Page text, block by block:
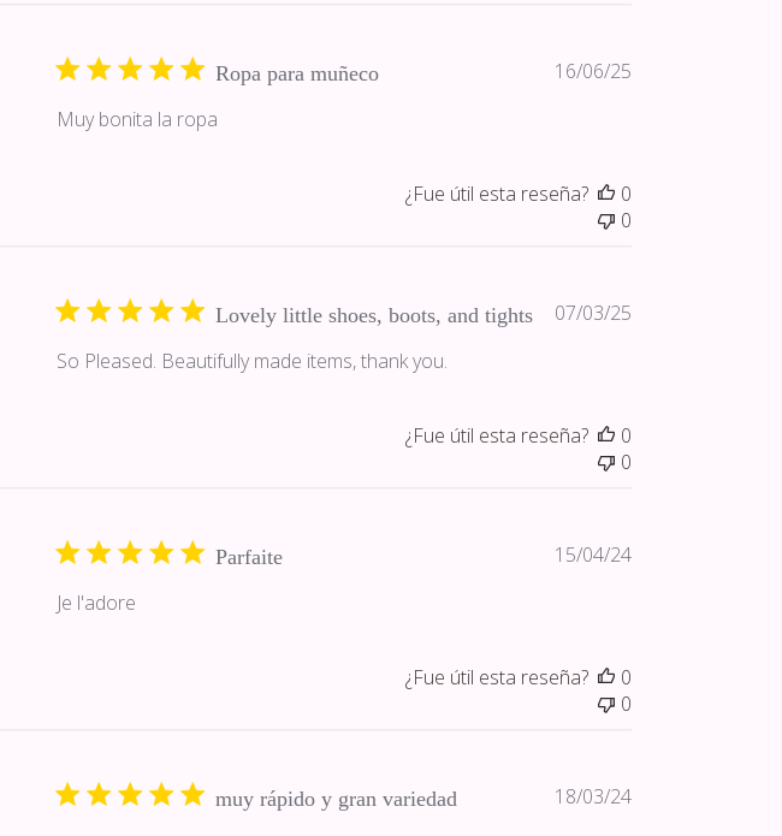
Ropa para muñeco
Muy bonita la ropa
Fecha
16/06/25
¿Fue útil esta reseña?
0
0
Lovely little shoes, boots, and tights
So Pleased. Beautifully made items, thank you.
Fecha
07/03/25
¿Fue útil esta reseña?
0
0
Parfaite
Je l'adore
Fecha
15/04/24
¿Fue útil esta reseña?
0
0
muy rápido y gran variedad
Fecha
18/03/24